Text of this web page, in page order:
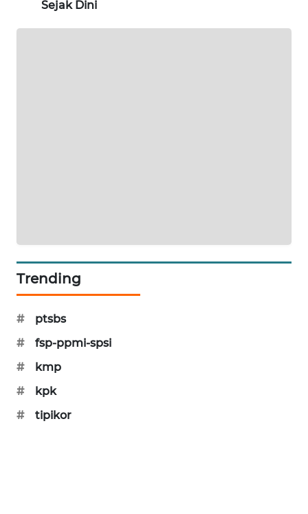
Sejak Dini
Trending
#
ptsbs
#
fsp-ppmi-spsi
#
kmp
#
kpk
#
tipikor
FORWAMKI
FORJASIDA
NEWS